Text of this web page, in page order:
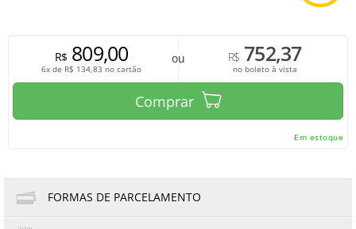
R$809,00
6x de R$ 134,83 no cartão
ou R$ 752,37
no boleto à vista
Comprar
Em estoque
FORMAS DE PARCELAMENTO